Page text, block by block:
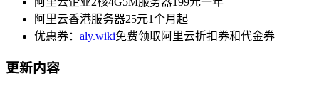
阿里云香港服务器25元1个月起
优惠券： aly.wiki免费领取阿里云折扣券和代金券
更新内容